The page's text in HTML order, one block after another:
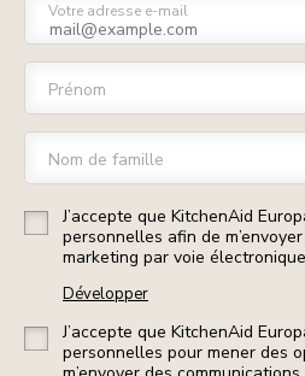
Votre adresse e-mail
Prénom
Nom de famille
J’accepte que KitchenAid
personnelles afin de
marketing par voie
Développer
J’accepte que KitchenAid
personnelles pour mener des